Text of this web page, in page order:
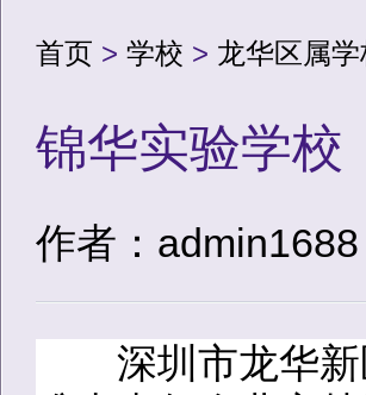
首页 > 学校 > 龙华区属学
锦华实验学校
作者：admin1688
深圳市龙华新